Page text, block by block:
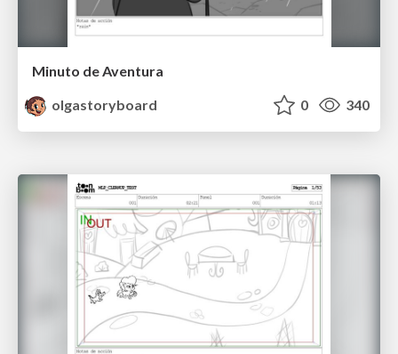
Minuto de Aventura
olgastoryboard
0 340